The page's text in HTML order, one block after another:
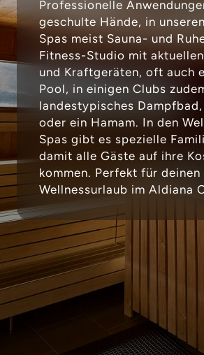
Professionelle
geschulte Hände, in
Spas meist Sauna- und
Fitness-Studio mit
und Kraftgeräten, oft auch
Pool, in einigen Clubs
landestypisches
oder ein Hamam. In den
Spas gibt es spezielle
damit alle Gäste auf ihre
kommen. Perfekt für deinen
Wellnessurlaub im Aldiana